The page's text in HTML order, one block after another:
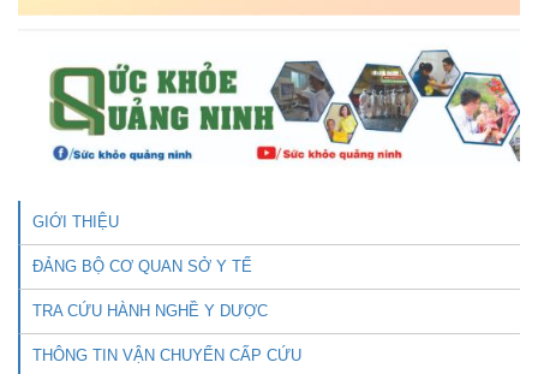
GIỚI THIỆU
ĐẢNG BỘ CƠ QUAN SỞ Y TẾ
TRA CỨU HÀNH NGHỀ Y DƯỢC
THÔNG TIN VẬN CHUYỂN CẤP CỨU